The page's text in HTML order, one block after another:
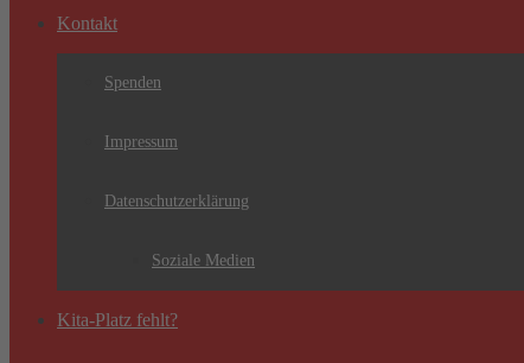
Kontakt
Spenden
Impressum
Datenschutzerklärung
Soziale Medien
Kita-Platz fehlt?